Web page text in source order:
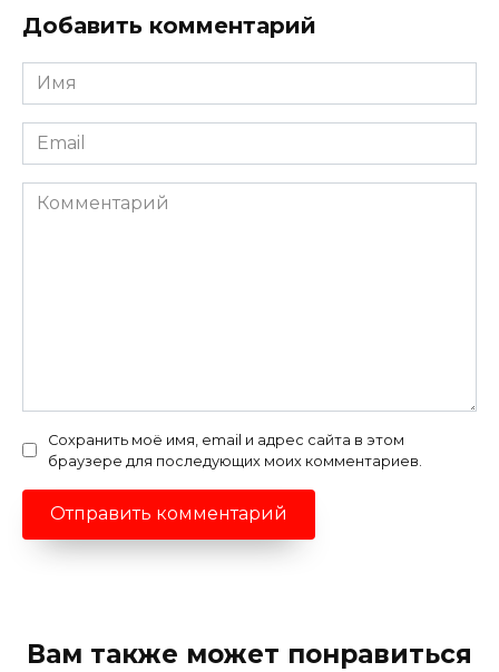
Добавить комментарий
Имя
*
Email
*
Комментарий
Сохранить моё имя, email и адрес сайта в этом
браузере для последующих моих комментариев.
Вам также может понравиться